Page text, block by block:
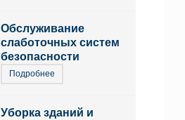
Обслуживание
слаботочных систем
безопасности
Подробнее
Уборка зданий и